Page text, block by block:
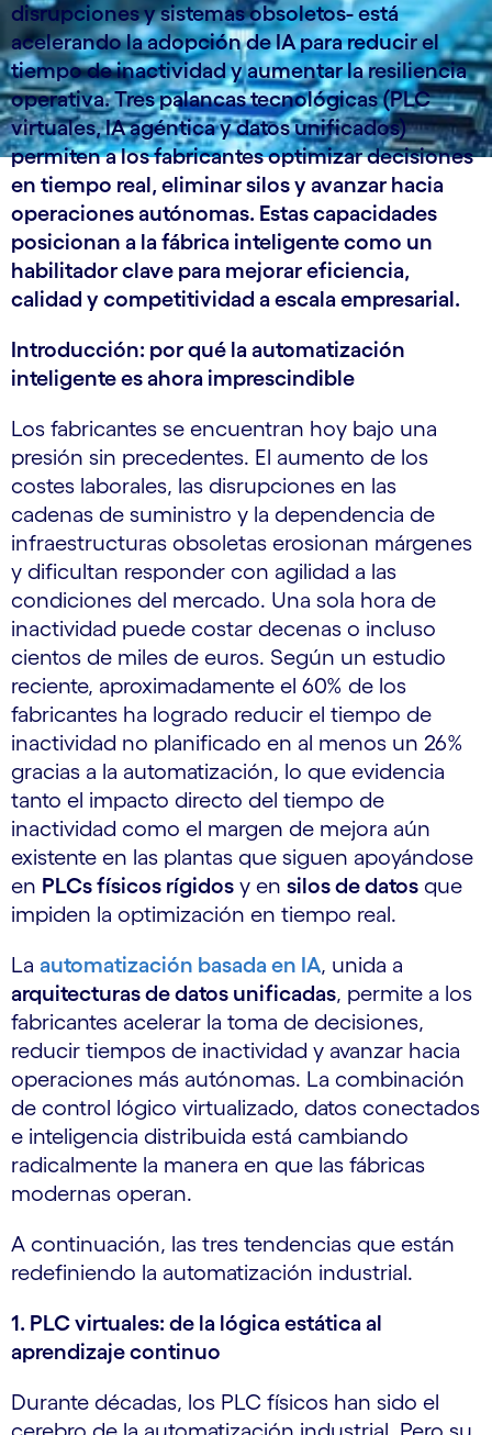
disrupciones y sistemas obsoletos- está
acelerando la adopción de IA para reducir el
tiempo de inactividad y aumentar la resiliencia
operativa. Tres palancas tecnológicas (PLC
virtuales, IA agéntica y datos unificados)
permiten a los fabricantes optimizar decisiones
en tiempo real, eliminar silos y avanzar hacia
operaciones autónomas. Estas capacidades
posicionan a la fábrica inteligente como un
habilitador clave para mejorar eficiencia,
calidad y competitividad a escala empresarial.
Introducción: por qué la automatización
inteligente es ahora imprescindible
Los fabricantes se encuentran hoy bajo una
presión sin precedentes. El aumento de los
costes laborales, las disrupciones en las
cadenas de suministro y la dependencia de
infraestructuras obsoletas erosionan márgenes
y dificultan responder con agilidad a las
condiciones del mercado. Una sola hora de
inactividad puede costar decenas o incluso
cientos de miles de euros. Según un estudio
reciente, aproximadamente el 60% de los
fabricantes ha logrado reducir el tiempo de
inactividad no planificado en al menos un 26%
gracias a la automatización, lo que evidencia
tanto el impacto directo del tiempo de
inactividad como el margen de mejora aún
existente en las plantas que siguen apoyándose
en PLCs físicos rígidos y en silos de datos que
impiden la optimización en tiempo real.
La automatización basada en IA, unida a
arquitecturas de datos unificadas, permite a los
fabricantes acelerar la toma de decisiones,
reducir tiempos de inactividad y avanzar hacia
operaciones más autónomas. La combinación
de control lógico virtualizado, datos conectados
e inteligencia distribuida está cambiando
radicalmente la manera en que las fábricas
modernas operan.
A continuación, las tres tendencias que están
redefiniendo la automatización industrial.
1. PLC virtuales: de la lógica estática al
aprendizaje continuo
Durante décadas, los PLC físicos han sido el